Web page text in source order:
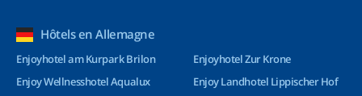
Hôtels en Allemagne
Enjoyhotel am Kurpark Brilon
Enjoy Wellnesshotel Aqualux
Enjoyhotel Zur Krone
Enjoy Landhotel Lippischer Hof